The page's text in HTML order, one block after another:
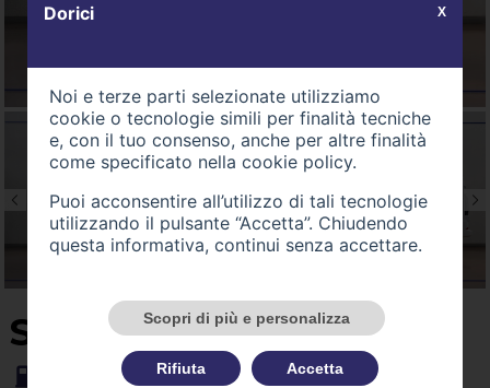
SU QUEST'AUTO
Alimentazione -
Dorici
Noi e terze parti selezionate utilizziamo
cookie o tecnologie simili per finalità tecniche
e, con il tuo consenso, anche per altre finalità
come specificato nella cookie policy.
Puoi acconsentire all’utilizzo di tali tecnologie
utilizzando il pulsante “Accetta”. Chiudendo
questa informativa, continui senza accettare.
Scopri di più e personalizza
Rifiuta Accetta
X